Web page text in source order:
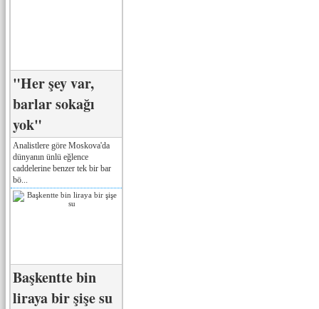
"Her şey var,
barlar sokağı
yok"
Analistlere göre Moskova'da
dünyanın ünlü eğlence
caddelerine benzer tek bir bar
bö...
Başkentte bin
liraya bir şişe su